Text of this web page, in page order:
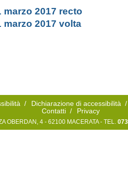
2017 recto
2017 volta
/ Dichiarazione di accessibilità /
Contatti / Privacy
OBERDAN, 4 - 62100 MACERATA - TEL.